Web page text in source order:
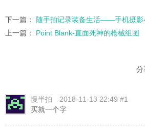
下一篇： 随手拍记录装备生活——手机摄影
上一篇： Point Blank-直面死神的枪械组图
分
慢半拍
2018-11-13 22:49 #1
买就一个字